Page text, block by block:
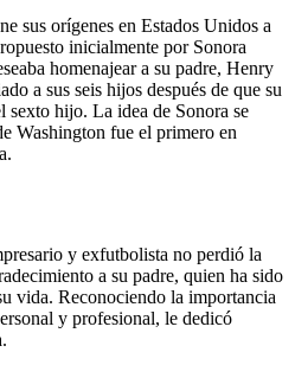
sus orígenes en Estados Unidos a
inicialmente por Sonora
homenajear a su padre, Henry
a sus seis hijos después de que su
sexto hijo. La idea de Sonora se
Washington fue el primero en
y exfutbolista no perdió la
a su padre, quien ha sido
vida. Reconociendo la importancia
y profesional, le dedicó